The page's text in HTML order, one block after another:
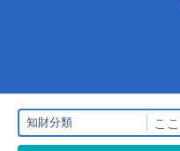
知財分類